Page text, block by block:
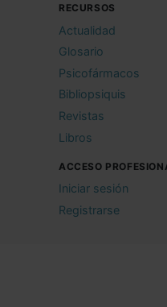
RECURSOS
Actualidad
Glosario
Psicofármacos
Bibliopsiquis
Revistas
Libros
ACCESO
Iniciar sesión
Registrarse